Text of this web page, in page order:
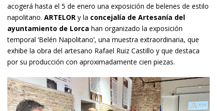
acogerá hasta el 5 de enero una exposición de belenes de estilo
napolitano. ARTELOR y la concejalía de Artesanía del
ayuntamiento de Lorca han organizado la exposición
temporal ‘Belén Napolitano’, una muestra extraordinaria, que
exhibe la obra del artesano Rafael Ruiz Castillo y que destaca
por su producción con aproximadamente cien piezas.